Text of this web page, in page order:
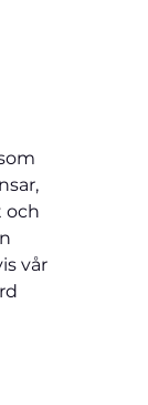
och
vår